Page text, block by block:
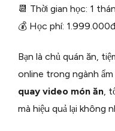
📆 Thời gian học: 1
💰 Học phí: 1.999.000đ
Bạn là chủ quán ăn,
online trong ngành
quay video món ăn ,
mà hiệu quả lại không